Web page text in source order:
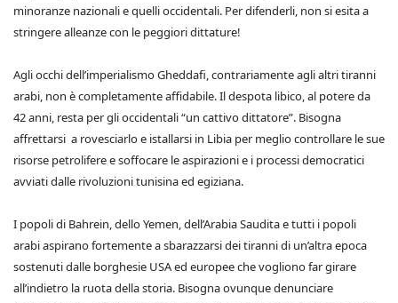
minoranze nazionali e quelli occidentali. Per difenderli, non si esita a
stringere alleanze con le peggiori dittature!
Agli occhi dell’imperialismo Gheddafi, contrariamente agli altri tiranni
arabi, non è completamente affidabile. Il despota libico, al potere da
42 anni, resta per gli occidentali “un cattivo dittatore”. Bisogna
affrettarsi a rovesciarlo e istallarsi in Libia per meglio controllare le sue
risorse petrolifere e soffocare le aspirazioni e i processi democratici
avviati dalle rivoluzioni tunisina ed egiziana.
I popoli di Bahrein, dello Yemen, dell’Arabia Saudita e tutti i popoli
arabi aspirano fortemente a sbarazzarsi dei tiranni di un’altra epoca
sostenuti dalle borghesie USA ed europee che vogliono far girare
all’indietro la ruota della storia. Bisogna ovunque denunciare